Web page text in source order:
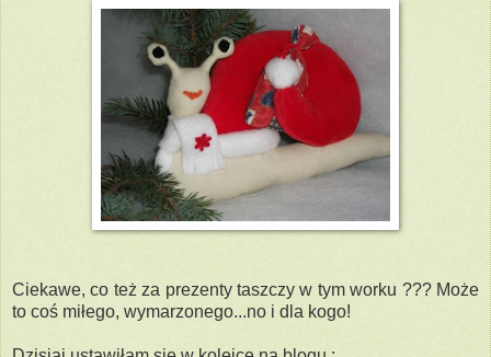
Ciekawe, co też za prezenty taszczy w tym worku ??? Może
to coś miłego, wymarzonego...no i dla kogo!